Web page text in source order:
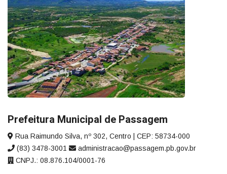
Prefeitura Municipal de Passagem
Rua Raimundo Silva, nº 302, Centro | CEP: 58734-000
(83) 3478-3001
administracao@passagem.pb.gov.br
CNPJ.: 08.876.104/0001-76